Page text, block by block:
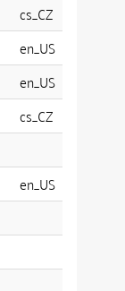
cs_CZ
en_US
en_US
cs_CZ
en_US